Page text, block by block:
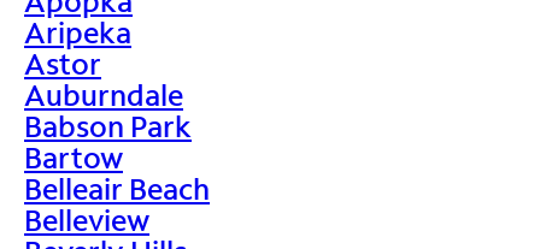
Aripeka
Astor
Auburndale
Babson Park
Bartow
Belleair Beach
Belleview